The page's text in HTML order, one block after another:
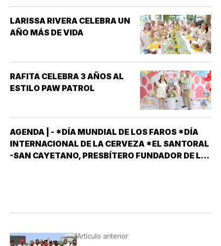
LARISSA RIVERA CELEBRA UN
AÑO MÁS DE VIDA
RAFITA CELEBRA 3 AÑOS AL
ESTILO PAW PATROL
AGENDA | - *DÍA MUNDIAL DE LOS FAROS *DÍA
INTERNACIONAL DE LA CERVEZA *EL SANTORAL
-SAN CAYETANO, PRESBÍTERO FUNDADOR DE LA
Artículo anterior